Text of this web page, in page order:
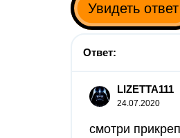
Увидеть ответ
Ответ:
LIZETTA111
24.07.2020
смотри